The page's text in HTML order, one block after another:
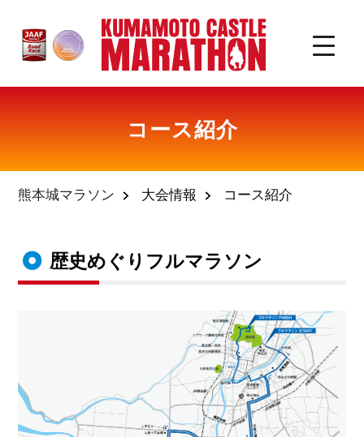
コース紹介
熊本城マラソン 大会情報 コース紹介
歴史めぐりフルマラソン